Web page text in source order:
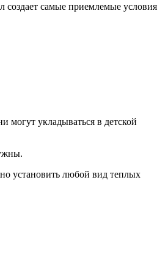
создает самые приемлемые условия
могут укладываться в детской
установить любой вид теплых